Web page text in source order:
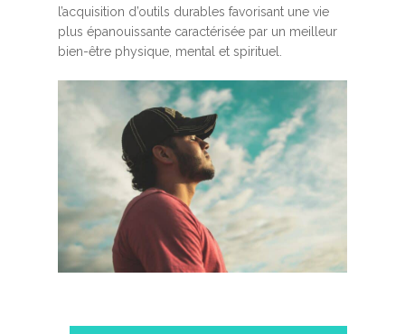
l’acquisition d’outils durables favorisant une vie
plus épanouissante caractérisée par un meilleur
bien-être physique, mental et spirituel.